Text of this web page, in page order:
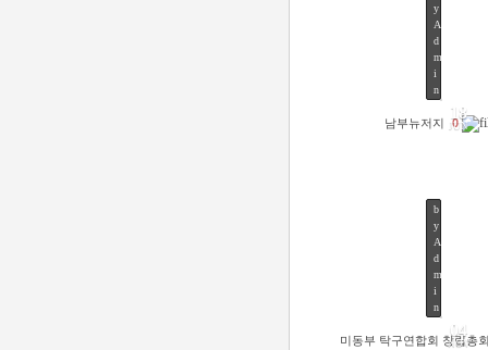
18
JUN
y
A
d
m
i
n
남부뉴저지 0
04
NOV
b
y
A
d
m
i
n
미동부 탁구연합회 창립총